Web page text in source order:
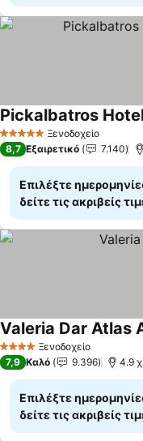
5 Αστέρια Ξενοδοχείο
Pickalbatros
8,7 Εξαιρετικό 7.140
Επιλέξτε
δείτε τις ακριβείς
4 ΑστέριαΞενοδοχείο
Valeria Dar Atlas
7,9 Καλό 9.396 4.9
Επιλέξτε
δείτε τις ακριβείς